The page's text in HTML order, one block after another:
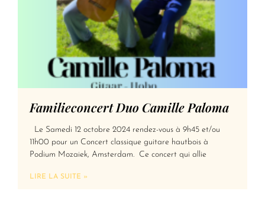
Familieconcert Duo Camille Paloma
Le Samedi 12 octobre 2024 rendez-vous à 9h45 et/ou
11h00 pour un Concert classique guitare hautbois à
Podium Mozaiek, Amsterdam. Ce concert qui allie
LIRE LA SUITE »